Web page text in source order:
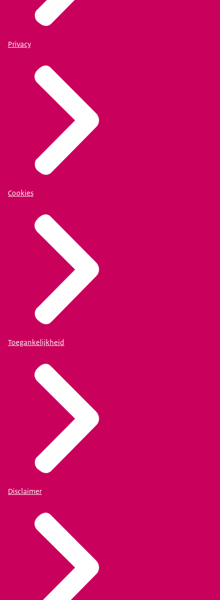
Privacy
Cookies
Toegankelijkheid
Disclaimer